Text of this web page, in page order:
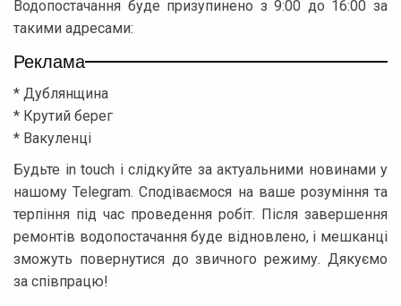
Водопостачання буде призупинено з 9:00 до 16:00 за
такими адресами:
Реклама
* Дублянщина
* Крутий берег
* Вакуленці
Будьте in touch і слідкуйте за актуальними новинами у
нашому Telegram. Сподіваємося на ваше розуміння та
терпіння під час проведення робіт. Після завершення
ремонтів водопостачання буде відновлено, і мешканці
зможуть повернутися до звичного режиму. Дякуємо
за співпрацю!